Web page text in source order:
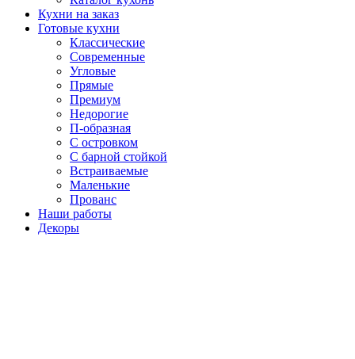
Кухни на заказ
Готовые кухни
Классические
Современные
Угловые
Прямые
Премиум
Недорогие
П-образная
С островком
С барной стойкой
Встраиваемые
Маленькие
Прованс
Наши работы
Декоры